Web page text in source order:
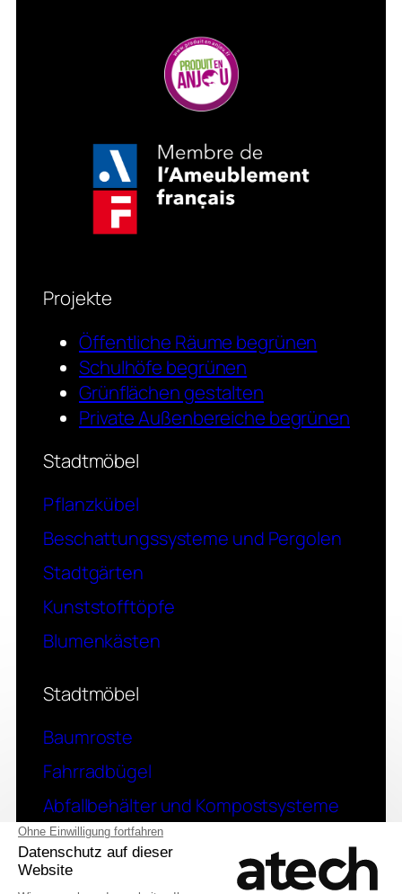
Projekte
Öffentliche Räume begrünen
Schulhöfe begrünen
Grünflächen gestalten
Private Außenbereiche begrünen
Stadtmöbel
Pflanzkübel
Beschattungssysteme und Pergolen
Stadtgärten
Kunststofftöpfe
Blumenkästen
Stadtmöbel
Baumroste
Fahrradbügel
Abfallbehälter und Kompostsysteme
Stadtzaun
Kontakt